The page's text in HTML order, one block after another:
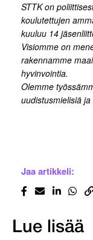
STTK on
koulutettujen
kuuluu 14
Visiomme on
rakennamme
hyvinvointia.
Olemme
uudistusmielisiä
Jaa artikkeli:
Lue lisää